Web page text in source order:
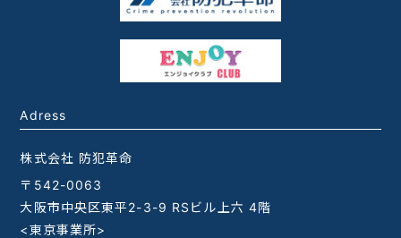
Adress
株式会社 防犯革命
〒542-0063
大阪市中央区東平2-3-9 RSビル上六 4階
<東京事業所>